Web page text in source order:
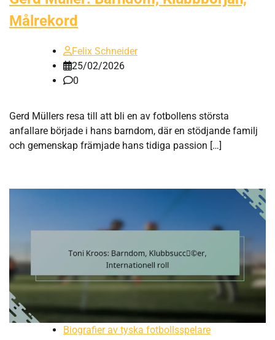
Målrekord
Felix Schneider
25/02/2026
0
Gerd Müllers resa till att bli en av fotbollens största
anfallare började i hans barndom, där en stödjande familj
och gemenskap främjade hans tidiga passion […]
Biografier av tyska fotbollsspelare